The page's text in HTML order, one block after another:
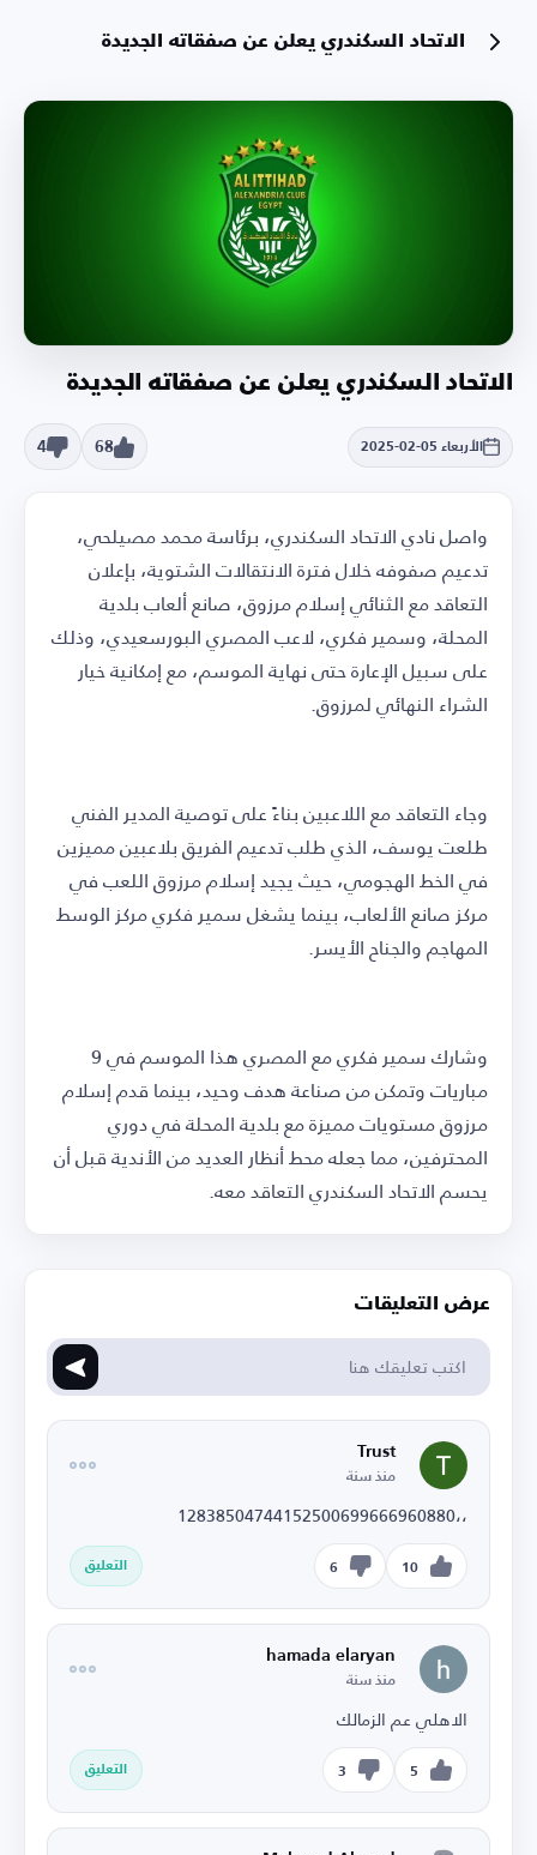
الاتحاد السكندري يعلن عن صفقاته الجديدة
الاتحاد السكندري يعلن عن صفقاته الجديدة
الأربعاء 05-02-2025 68
4
واصل نادي الاتحاد السكندري، برئاسة محمد مصيلحي،
تدعيم صفوفه خلال فترة الانتقالات الشتوية، بإعلان
التعاقد مع الثنائي إسلام مرزوق، صانع ألعاب بلدية
المحلة، وسمير فكري، لاعب المصري البورسعيدي، وذلك
على سبيل الإعارة حتى نهاية الموسم، مع إمكانية خيار
الشراء النهائي لمرزوق.
وجاء التعاقد مع اللاعبين بناءً على توصية المدير الفني
طلعت يوسف، الذي طلب تدعيم الفريق بلاعبين مميزين
في الخط الهجومي، حيث يجيد إسلام مرزوق اللعب في
مركز صانع الألعاب، بينما يشغل سمير فكري مركز الوسط
المهاجم والجناح الأيسر.
وشارك سمير فكري مع المصري هذا الموسم في 9
مباريات وتمكن من صناعة هدف وحيد، بينما قدم إسلام
مرزوق مستويات مميزة مع بلدية المحلة في دوري
المحترفين، مما جعله محط أنظار العديد من الأندية قبل أن
يحسم الاتحاد السكندري التعاقد معه.
عرض التعليقات
Trust
منذ سنة
،،12838504744152500699666960880
10
6 التعليق
hamada elaryan
منذ سنة
الاهلي عم الزمالك
5
3 التعليق